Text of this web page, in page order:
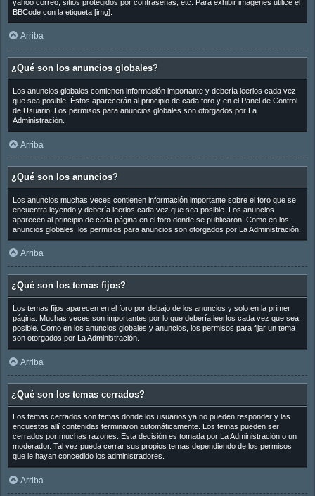
yahoo correo, sitios protegidos por contraseñas, etc. Para exhibir imágenes utilice el
BBCode con la etiqueta [img].
Arriba
¿Qué son los anuncios globales?
Los anuncios globales contienen información importante y debería leerlos cada vez
que sea posible. Éstos aparecerán al principio de cada foro y en el Panel de Control
de Usuario. Los permisos para anuncios globales son otorgados por La
Administración.
Arriba
¿Qué son los anuncios?
Los anuncios muchas veces contienen información importante sobre el foro que se
encuentra leyendo y debería leerlos cada vez que sea posible. Los anuncios
aparecen al principio de cada página en el foro donde se publicaron. Como en los
anuncios globales, los permisos para anuncios son otorgados por La Administración.
Arriba
¿Qué son los temas fijos?
Los temas fijos aparecen en el foro por debajo de los anuncios y solo en la primer
página. Muchas veces son importantes por lo que debería leerlos cada vez que sea
posible. Como en los anuncios globales y anuncios, los permisos para fijar un tema
son otorgados por La Administración.
Arriba
¿Qué son los temas cerrados?
Los temas cerrados son temas donde los usuarios ya no pueden responder y las
encuestas allí contenidas terminaron automáticamente. Los temas pueden ser
cerrados por muchas razones. Esta decisión es tomada por La Administración o un
moderador. Tal vez pueda cerrar sus propios temas dependiendo de los permisos
que le hayan concedido los administradores.
Arriba